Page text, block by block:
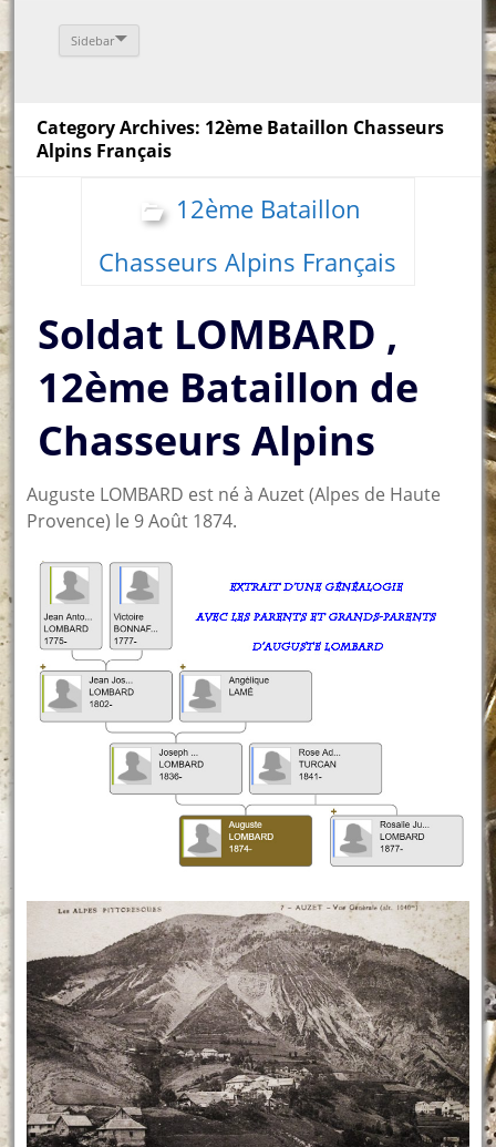
Sidebar
Category Archives: 12ème Bataillon Chasseurs
Alpins Français
12ème Bataillon
Chasseurs Alpins Français
Soldat LOMBARD ,
12ème Bataillon de
Chasseurs Alpins
Auguste LOMBARD est né à Auzet (Alpes de Haute
Provence) le 9 Août 1874.